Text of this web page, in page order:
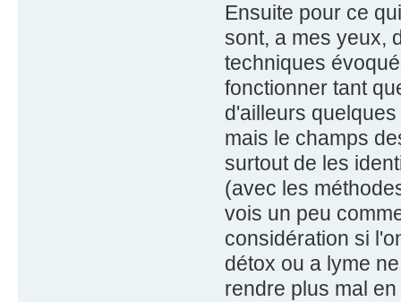
Ensuite pour ce
sont, a mes yeux,
techniques
fonctionner tant
d'ailleurs
mais le champs
surtout de les
(avec les
vois un peu
considération si
détox ou a lyme
rendre plus mal